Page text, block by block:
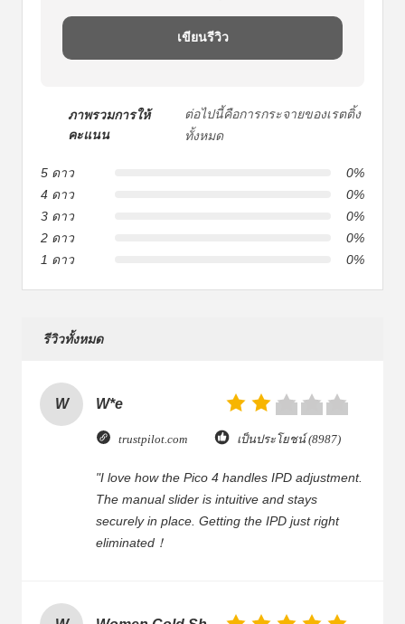
เขียนรีวิว
ภาพรวมการให้
คะแนน
ต่อไปนี้คือการกระจายของเรตติ้ง
ทั้งหมด
5 ดาว
0%
4 ดาว
0%
3 ดาว
0%
2 ดาว
0%
1 ดาว
0%
รีวิวทั้งหมด
W W*e
trustpilot.com เป็นประโยชน์ (8987)
"I love how the Pico 4 handles IPD adjustment.
The manual slider is intuitive and stays
securely in place. Getting the IPD just right
eliminated！